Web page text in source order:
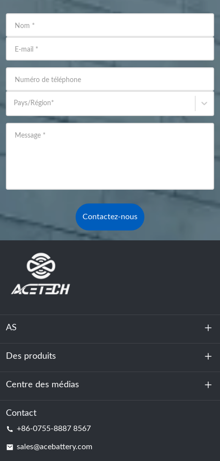
Nom *
E-mail *
Numéro de téléphone
Pays/Région*
Message *
Contactez-nous
AS
À propos de nous
Durabilité
Des produits
Stockage d'énergie
Centre de données et salle des serveurs
Centre des médias
Nouvelles
Contact
+86-0755-8887 8567
sales@acebattery.com